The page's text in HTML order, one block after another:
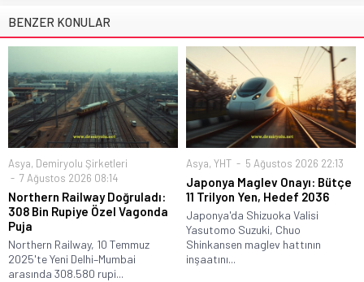
BENZER KONULAR
Asya, Demiryolu Şirketleri
7 Ağustos 2026 08:14
Northern Railway Doğruladı:
308 Bin Rupiye Özel Vagonda
Puja
Northern Railway, 10 Temmuz
2025'te Yeni Delhi–Mumbai
arasında 308.580 rupi...
Asya, YHT 5 Ağustos 2026 22:13
Japonya Maglev Onayı: Bütçe
11 Trilyon Yen, Hedef 2036
Japonya'da Shizuoka Valisi
Yasutomo Suzuki, Chuo
Shinkansen maglev hattının
inşaatını...